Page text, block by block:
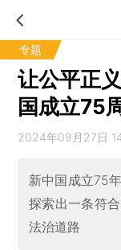
专题
让公平正
国成立75
2024年09月27日
新中国成立75
探索出一条符
法治道路